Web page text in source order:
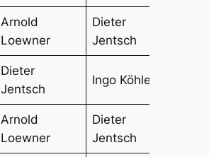
Arnold
Loewner
Dieter
Jentsch
Dieter
Jentsch
Ingo Köhler
Arnold
Loewner
Dieter
Jentsch